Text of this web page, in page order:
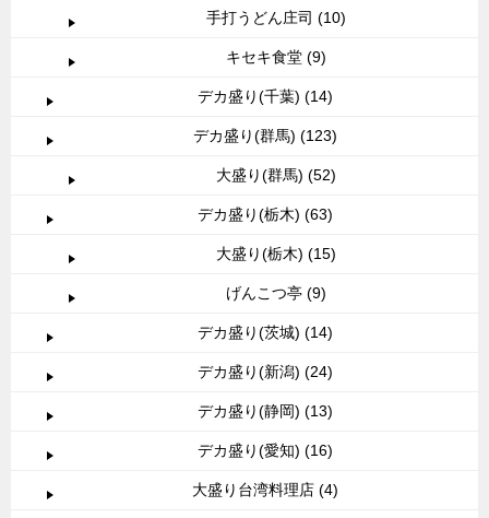
手打うどん庄司 (10)
キセキ食堂 (9)
デカ盛り(千葉) (14)
デカ盛り(群馬) (123)
大盛り(群馬) (52)
デカ盛り(栃木) (63)
大盛り(栃木) (15)
げんこつ亭 (9)
デカ盛り(茨城) (14)
デカ盛り(新潟) (24)
デカ盛り(静岡) (13)
デカ盛り(愛知) (16)
大盛り台湾料理店 (4)